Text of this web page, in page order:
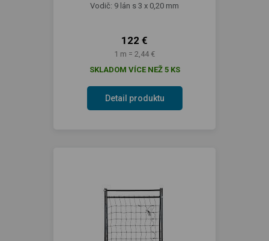
Vodič: 9 lán s 3 x 0,20 mm
122 €
1 m = 2,44 €
SKLADOM VÍCE NEŽ 5 KS
Detail produktu